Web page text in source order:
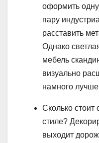
оформить
пару
расставить
Однако
мебель
визуально
намного
Сколько стоит
стиле?
выходит